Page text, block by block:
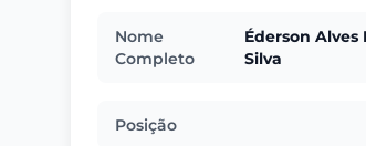
Nome
Completo
Éderson Alves
Silva
Posição